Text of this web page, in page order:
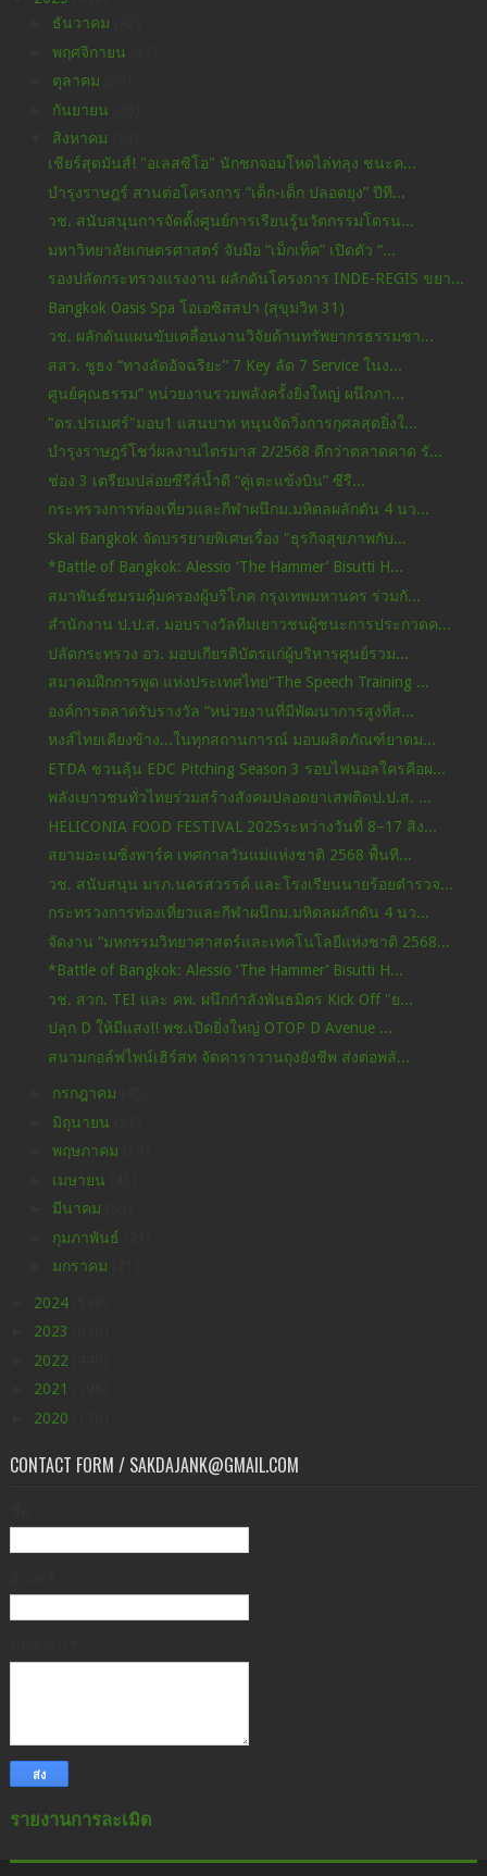
ธันวาคม
พฤศจิกายน
ตุลาคม
กันยายน
สิงหาคม
เชียร์สุดมันส์! "อเลสซิโอ" นักชกจอมโหดไล่ทลุง ชนะค...
บำรุงราษฎร์ สานต่อโครงการ “เด็ก-เด็ก ปลอดยุง” ปีที...
วช. สนับสนุนการจัดตั้งศูนย์การเรียนรู้นวัตกรรมโดรน...
มหาวิทยาลัยเกษตรศาสตร์ จับมือ “เม็กเท็ค” เปิดตัว “...
รองปลัดกระทรวงแรงงาน ผลักดันโครงการ INDE-REGIS ขยา...
Bangkok Oasis Spa โอเอซิสสปา (สุขุมวิท 31)
วช. ผลักดันแผนขับเคลื่อนงานวิจัยด้านทรัพยากรธรรมชา...
สสว. ชูธง “ทางลัดอัจฉริยะ” 7 Key ลัด 7 Service ในง...
ศูนย์คุณธรรม” หน่วยงานรวมพลังครั้งยิ่งใหญ่ ผนึกภา...
"ดร.ปรเมศร์"มอบ1 แสนบาท หนุนจัดวิ่งการกุศลสุดยิ่งใ...
บำรุงราษฎร์โชว์ผลงานไตรมาส 2/2568 ดีกว่าตลาดคาด รั...
ช่อง 3 เตรียมปล่อยซีรีส์น้ำดี “คู่เตะแข้งบิน” ซีรี...
กระทรวงการท่องเที่ยวและกีฬาผนึกม.มหิดลผลักดัน 4 นว...
Skal Bangkok จัดบรรยายพิเศษเรื่อง "ธุรกิจสุขภาพกับ...
*Battle of Bangkok: Alessio ‘The Hammer’ Bisutti H...
สมาพันธ์ชมรมคุ้มครองผู้บริโภค กรุงเทพมหานคร ร่วมกั...
สำนักงาน ป.ป.ส. มอบรางวัลทีมเยาวชนผู้ชนะการประกวดค...
ปลัดกระทรวง อว. มอบเกียรติบัตรแก่ผู้บริหารศูนย์รวม...
สมาคมฝึกการพูด แห่งประเทศไทย"The Speech Training ...
องค์การตลาดรับรางวัล “หน่วยงานที่มีพัฒนาการสูงที่ส...
หงส์ไทยเคียงข้าง...ในทุกสถานการณ์ มอบผลิตภัณฑ์ยาดม...
ETDA ชวนลุ้น EDC Pitching Season 3 รอบไฟนอลใครคือผ...
พลังเยาวชนทั่วไทยร่วมสร้างสังคมปลอดยาเสพติดป.ป.ส. ...
HELICONIA FOOD FESTIVAL 2025ระหว่างวันที่ 8–17 สิง...
สยามอะเมซิ่งพาร์ค เทศกาลวันแม่แห่งชาติ 2568 พื้นที...
วช. สนับสนุน มรภ.นครสวรรค์ และโรงเรียนนายร้อยตำรวจ...
กระทรวงการท่องเที่ยวและกีฬาผนึกม.มหิดลผลักดัน 4 นว...
จัดงาน “มหกรรมวิทยาศาสตร์และเทคโนโลยีแห่งชาติ 2568...
*Battle of Bangkok: Alessio ‘The Hammer’ Bisutti H...
วช. สวก. TEI และ คพ. ผนึกกำลังพันธมิตร Kick Off "ย...
ปลุก D ให้มีแสง!! พช.เปิดยิ่งใหญ่ OTOP D Avenue ...
สนามกอล์ฟไพน์เฮิร์สท จัดคาราวานถุงยังชีพ ส่งต่อพลั...
กรกฎาคม
มิถุนายน
พฤษภาคม
เมษายน
มีนาคม
กุมภาพันธ์
มกราคม
2024
2023
2022
2021
2020
CONTACT FORM / SAKDAJANK@GMAIL.COM
รายงานการละเมิด